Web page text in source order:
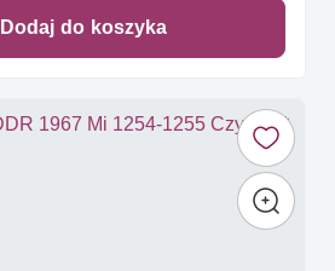
Dodaj do koszyka